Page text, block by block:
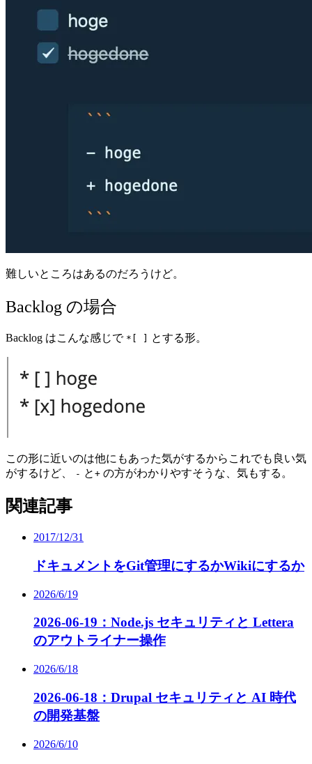
難しいところはあるのだろうけど。
Backlog の場合
Backlog はこんな感じで *[ ] とする形。
この形に近いのは他にもあった気がするからこれでも良い気
がするけど、
- と + の方がわかりやすそうな、気もする。
関連記事
2017/12/31
ドキュメントをGit管理にするかWikiにするか
2026/6/19
2026-06-19：Node.js セキュリティと Lettera
のアウトライナー操作
2026/6/18
2026-06-18：Drupal セキュリティと AI 時代
の開発基盤
2026/6/10